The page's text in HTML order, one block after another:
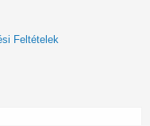
Feltételek